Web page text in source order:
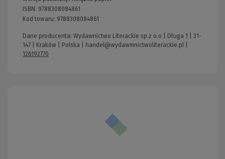
ISBN: 9788308084861
Kod towaru: 9788308084861
Dane producenta: Wydawnictwo Literackie sp.z o.o | Długa 1 | 31-
147 | Kraków | Polska | handel@wydawmnictwoliterackie.pl
126192770